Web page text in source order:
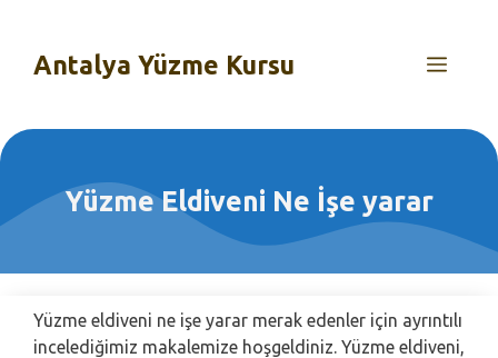
Antalya Yüzme Kursu
Yüzme Eldiveni Ne İşe yarar
Yüzme eldiveni ne işe yarar merak edenler için ayrıntılı
incelediğimiz makalemize hoşgeldiniz. Yüzme eldiveni,